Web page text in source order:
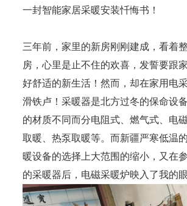
一封智能家居采暖安装忏悔书！
三年前，家里的新房刚刚建成，看着
房，心里是止不住的欢喜，发誓要跟
好舒适的新生活！然而，却在家用电
滑铁卢！采暖器是北方过冬的保命设
的材质不同而分电阻式、燃气式、电
取暖、热泵取暖等。而新疆严寒低温
暖设备的选择上大范围的缩小，又在
的采暖器后，电磁采暖炉映入了我的眼